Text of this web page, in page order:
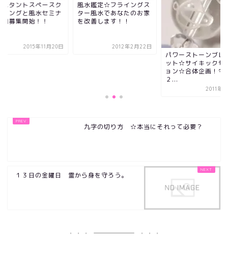
スタントスペースク
リングと風水セミナ
募集開始！！
2015年11月20日
風水鑑定☆フライングス
ター風水であなたのお家
を改善します！！
2012年2月22日
パワーストーンブレ
ット☆サイキックセ
ョン☆合体企画！今
２...
2011年9
九字の切り方 ☆本当にそれって必要？
１３日の金曜日 霊から身を守ろう。